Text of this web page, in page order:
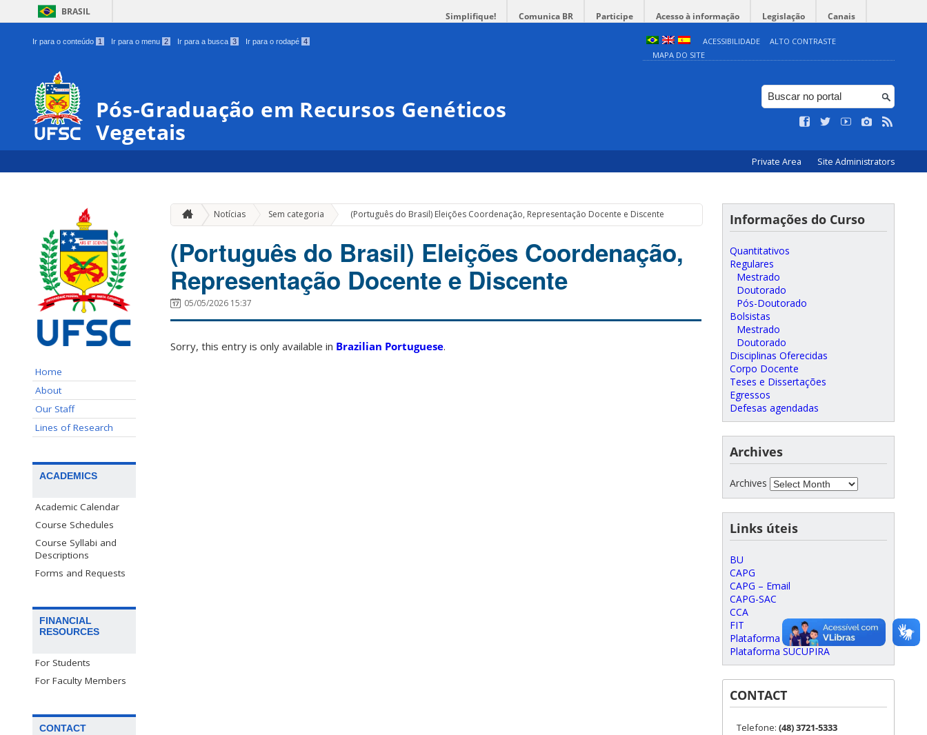
BRASIL Simplifique! Comunica BR Participe Acesso à informação Legislação Canais
Ir para o conteúdo 1 Ir para o menu 2 Ir para a busca 3 Ir para o rodapé 4 ACESSIBILIDADE
ALTO CONTRASTE
MAPA DO SITE
Pós-Graduação em Recursos Genéticos
Vegetais
Private Area Site Administrators
Home
About
Our Staff
Lines of Research
ACADEMICS
Academic Calendar
Course Schedules
Course Syllabi and
Descriptions
Forms and Requests
FINANCIAL
RESOURCES
For Students
For Faculty Members
CONTACT
Notícias Sem categoria » (Português do Brasil) Eleições Coordenação, Representação Docente e Discente
(Português do Brasil) Eleições Coordenação,
Representação Docente e Discente
05/05/2026 15:37
Sorry, this entry is only available in Brazilian Portuguese.
Informações do Curso
Quantitativos
Regulares
Mestrado
Doutorado
Pós-Doutorado
Bolsistas
Mestrado
Doutorado
Disciplinas Oferecidas
Corpo Docente
Teses e Dissertações
Egressos
Defesas agendadas
Archives
Archives
Links úteis
BU
CAPG
CAPG – Email
CAPG-SAC
CCA
FIT
Plataforma Carlos Chagas
Plataforma SUCUPIRA
CONTACT
Telefone: (48) 3721-5333